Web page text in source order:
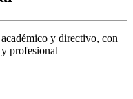
y directivo, con
profesional